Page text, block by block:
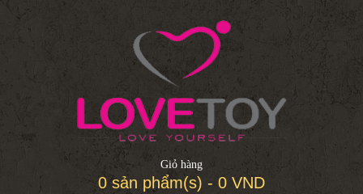
Giỏ hàng
0 sản phẩm(s) - 0 VND